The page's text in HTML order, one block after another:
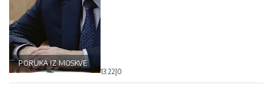
PORUKA IZ MOSKVE
13:22 0